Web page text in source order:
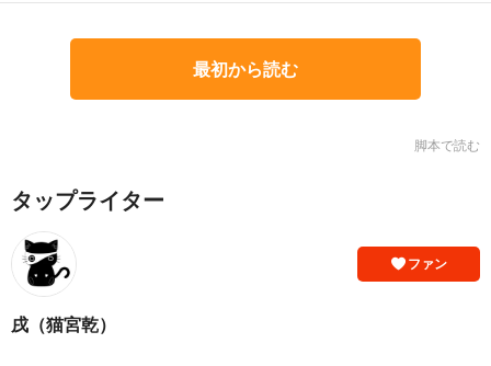
最初から読む
脚本で読む
タップライター
ファン
戌（猫宮乾）